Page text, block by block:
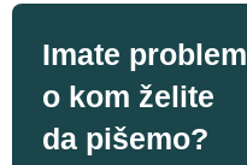
Imate problem
o kom želite
da pišemo?